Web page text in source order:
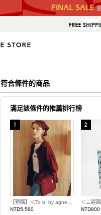
符合條件的商品
滿足該條件的推薦排行榜
NTD5,580
NTD900